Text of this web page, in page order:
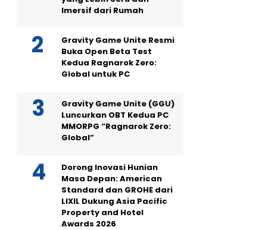
Imersif dari Rumah
Gravity Game Unite Resmi
Buka Open Beta Test
Kedua Ragnarok Zero:
Global untuk PC
Gravity Game Unite (GGU)
Luncurkan OBT Kedua PC
MMORPG “Ragnarok Zero:
Global”
Dorong Inovasi Hunian
Masa Depan: American
Standard dan GROHE dari
LIXIL Dukung Asia Pacific
Property and Hotel
Awards 2026